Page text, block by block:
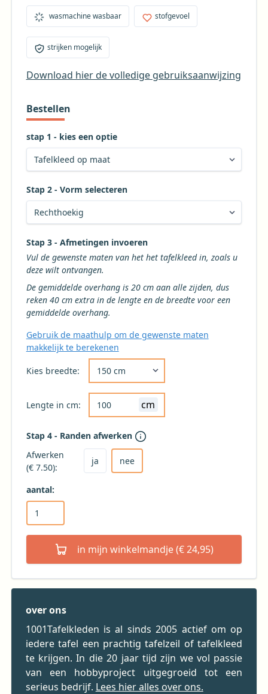
was, dus bestel eventueel 3% extra lengte om de
krimp op te kunnen vangen.
wasmachine wasbaar stofgevoel
strijken mogelijk
Download hier de volledige gebruiksaanwijzing
Bestellen
stap 1 - kies een optie
Stap 2 - Vorm selecteren
Kies de gewenste vorm voor uw tafelkleed
Stap 3 - Afmetingen invoeren
Vul de gewenste maten van het het tafelkleed in, zoals u
deze wilt ontvangen.
De gemiddelde overhang is 20 cm aan alle zijden, dus
reken 40 cm extra in de lengte en de breedte voor een
gemiddelde overhang.
Gebruik de maathulp om de gewenste maten
makkelijk te berekenen
Kies breedte:
Lengte in cm: cm
Stap 4 - Randen afwerken
Afwerken
(€ 7.50):
ja
Kies ja om het tafelkleed af te laten werken
nee
Kies nee voor geen afwerking (niet
aantal:
in mijn winkelmandje (€ 24,95)
over ons
1001Tafelkleden is al sinds 2005 actief om op
iedere tafel een prachtig tafelzeil of tafelkleed
te krijgen. In die 20 jaar tijd zijn we vol passie
van een hobbyproject uitgegroeid tot een
serieus bedrijf. Lees hier alles over ons.